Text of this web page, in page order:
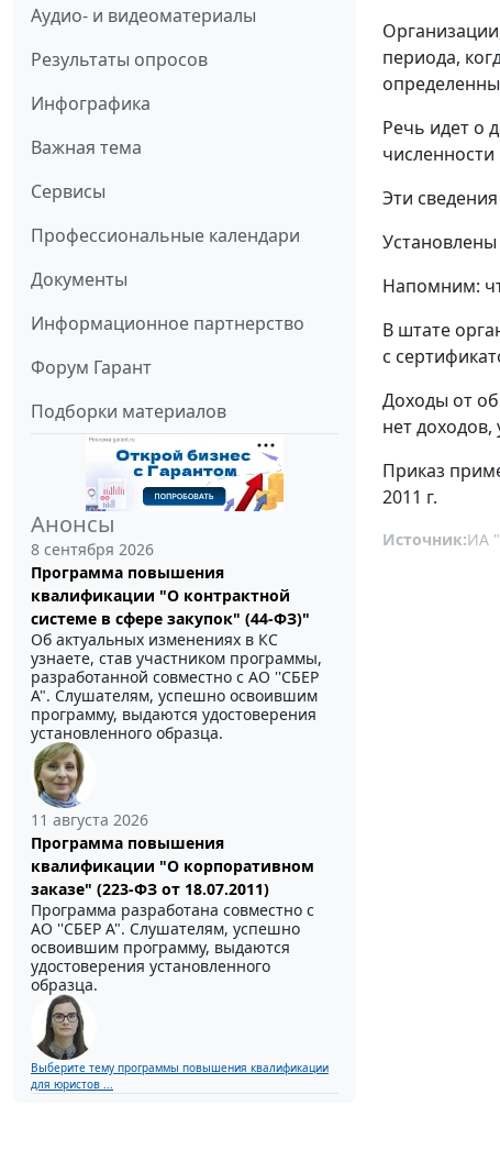
Аудио- и видеоматериалы
Результаты опросов
Инфографика
Важная тема
Сервисы
Профессиональные календари
Документы
Информационное партнерство
Форум Гарант
Подборки материалов
Анонсы
8 сентября 2026
Программа повышения
квалификации "О контрактной
системе в сфере закупок" (44-ФЗ)"
Об актуальных изменениях в КС
узнаете, став участником программы,
разработанной совместно с АО ''СБЕР
А". Слушателям, успешно освоившим
программу, выдаются удостоверения
установленного образца.
11 августа 2026
Программа повышения
квалификации "О корпоративном
заказе" (223-ФЗ от 18.07.2011)
Программа разработана совместно с
АО ''СБЕР А". Слушателям, успешно
освоившим программу, выдаются
удостоверения установленного
образца.
Выберите тему программы повышения квалификации
для юристов ...
периода,
Речь идет о
Эти
Напомним:
В штате
с
Доходы от
нет
Приказ
2011 г.
Источник:ИА